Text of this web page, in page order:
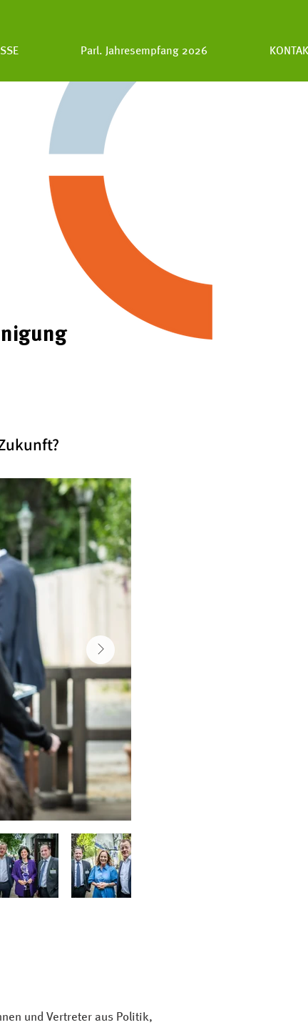
Parl. Jahresempfang 2026
und Vertreter aus Politik,